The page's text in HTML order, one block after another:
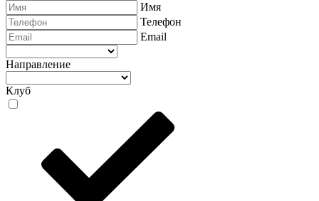
Имя
Телефон
Email
Направление
Клуб